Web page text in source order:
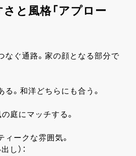
と風格「アプロー
なぐ通路。家の顔となる部分で
。和洋どちらにも合う。
庭にマッチする。
ークな雰囲気。
し）：